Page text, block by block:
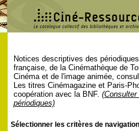
Notices descriptives des
française, de la Cinémathèque de
Cinéma et de l'image animée,
Les titres Cinémagazine et Paris-
coopération avec la BNF.
périodiques)
Sélectionner les critères de